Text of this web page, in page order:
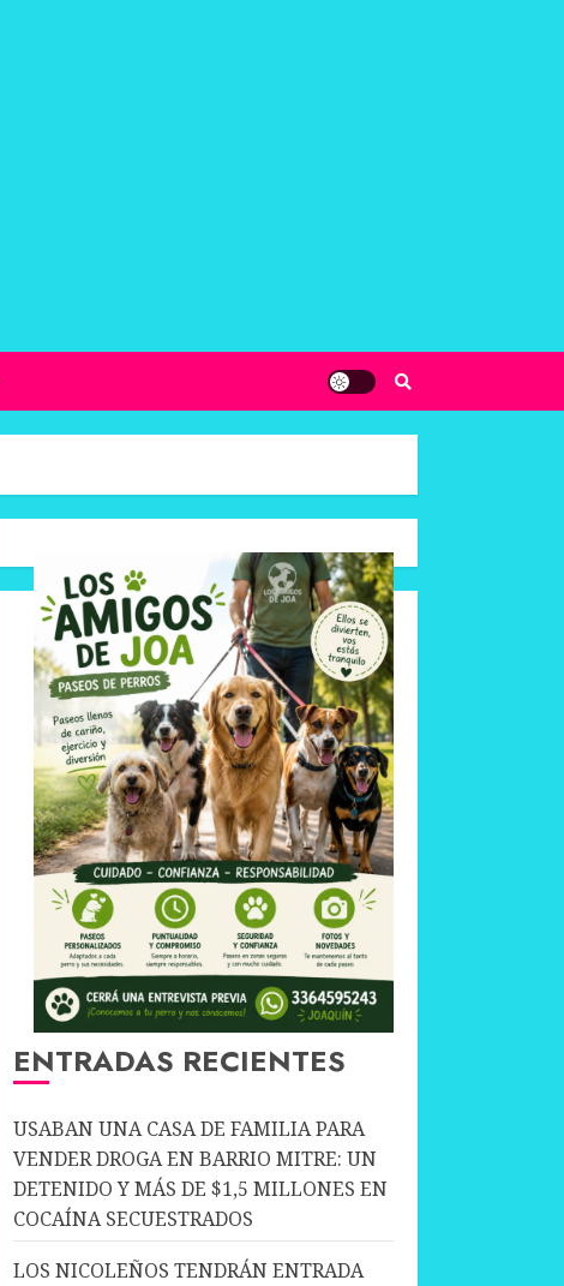
ENTRADAS RECIENTES
USABAN UNA CASA DE FAMILIA PARA
VENDER DROGA EN BARRIO MITRE: UN
DETENIDO Y MÁS DE $1,5 MILLONES EN
COCAÍNA SECUESTRADOS
LOS NICOLEÑOS TENDRÁN ENTRADA